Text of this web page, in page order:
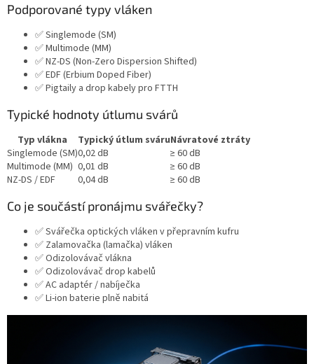
Podporované typy vláken
✅ Singlemode (SM)
✅ Multimode (MM)
✅ NZ-DS (Non-Zero Dispersion Shifted)
✅ EDF (Erbium Doped Fiber)
✅ Pigtaily a drop kabely pro FTTH
Typické hodnoty útlumu svárů
Typ vlákna Typický útlum sváruNávratové ztráty
Singlemode (SM)0,02 dB
≥ 60 dB
Multimode (MM) 0,01 dB
≥ 60 dB
NZ-DS / EDF
0,04 dB ≥ 60 dB
Co je součástí pronájmu svářečky?
✅ Svářečka optických vláken v přepravním kufru
✅ Zalamovačka (lamačka) vláken
✅ Odizolovávač vlákna
✅ Odizolovávač drop kabelů
✅ AC adaptér / nabíječka
✅ Li-ion baterie plně nabitá